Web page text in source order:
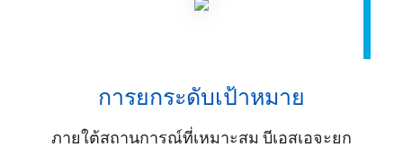
การยกระดับเป้าหมาย
ภายใต้สถานการณ์ที่เหมาะสม บีเอสเอจะยก